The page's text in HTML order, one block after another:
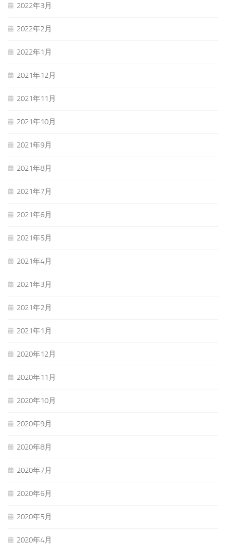
2022年3月
2022年2月
2022年1月
2021年12月
2021年11月
2021年10月
2021年9月
2021年8月
2021年7月
2021年6月
2021年5月
2021年4月
2021年3月
2021年2月
2021年1月
2020年12月
2020年11月
2020年10月
2020年9月
2020年8月
2020年7月
2020年6月
2020年5月
2020年4月